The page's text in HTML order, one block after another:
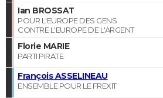
Ian BROSSAT
POUR L'EUROPE DES GENS
CONTRE L'EUROPE DE L'ARGENT
Florie MARIE
PARTI PIRATE
François ASSELINEAU
ENSEMBLE POUR LE FREXIT